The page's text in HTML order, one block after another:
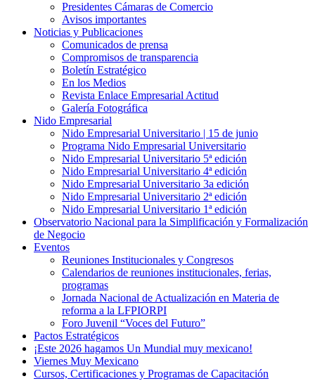
Presidentes Cámaras de Comercio
Avisos importantes
Noticias y Publicaciones
Comunicados de prensa
Compromisos de transparencia
Boletín Estratégico
En los Medios
Revista Enlace Empresarial Actitud
Galería Fotográfica
Nido Empresarial
Nido Empresarial Universitario | 15 de junio
Programa Nido Empresarial Universitario
Nido Empresarial Universitario 5ª edición
Nido Empresarial Universitario 4ª edición
Nido Empresarial Universitario 3a edición
Nido Empresarial Universitario 2ª edición
Nido Empresarial Universitario 1ª edición
Observatorio Nacional para la Simplificación y Formalización
de Negocio
Eventos
Reuniones Institucionales y Congresos
Calendarios de reuniones institucionales, ferias,
programas
Jornada Nacional de Actualización en Materia de
reforma a la LFPIORPI
Foro Juvenil “Voces del Futuro”
Pactos Estratégicos
¡Este 2026 hagamos Un Mundial muy mexicano!
Viernes Muy Mexicano
Cursos, Certificaciones y Programas de Capacitación